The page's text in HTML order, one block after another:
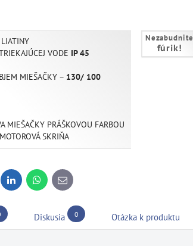
VODE IP 45
MIEŠAČKY – 130/ 100
MIEŠAČKY PRÁŠKOVOU FARBOU
SKRIŇA
Nezabudnite
fúrik!
LinkedInWhatsApp
E-
mail
Diskusia 0 Otázka k produktu